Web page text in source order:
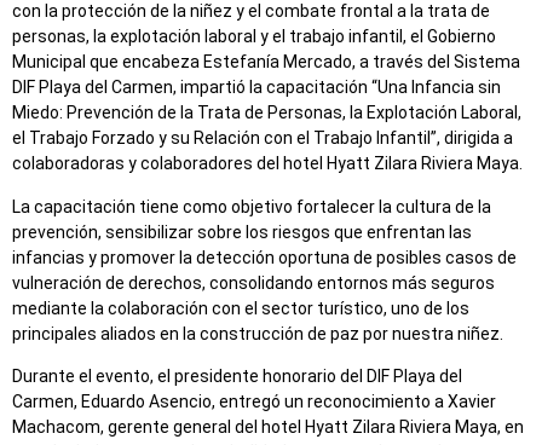
con la protección de la niñez y el combate frontal a la trata de
personas, la explotación laboral y el trabajo infantil, el Gobierno
Municipal que encabeza Estefanía Mercado, a través del Sistema
DIF Playa del Carmen, impartió la capacitación “Una Infancia sin
Miedo: Prevención de la Trata de Personas, la Explotación Laboral,
el Trabajo Forzado y su Relación con el Trabajo Infantil”, dirigida a
colaboradoras y colaboradores del hotel Hyatt Zilara Riviera Maya.
La capacitación tiene como objetivo fortalecer la cultura de la
prevención, sensibilizar sobre los riesgos que enfrentan las
infancias y promover la detección oportuna de posibles casos de
vulneración de derechos, consolidando entornos más seguros
mediante la colaboración con el sector turístico, uno de los
principales aliados en la construcción de paz por nuestra niñez.
Durante el evento, el presidente honorario del DIF Playa del
Carmen, Eduardo Asencio, entregó un reconocimiento a Xavier
Machacom, gerente general del hotel Hyatt Zilara Riviera Maya, en